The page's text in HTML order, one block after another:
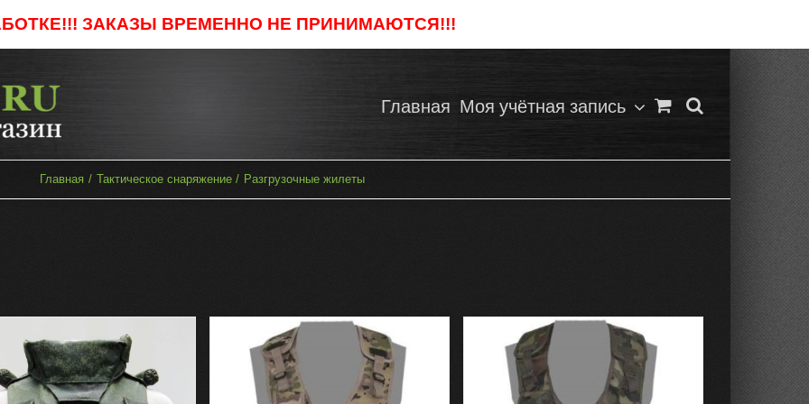
ЗАКАЗЫ ВРЕМЕННО НЕ ПРИНИМАЮТСЯ!!!
Главная Моя учётная запись
Главная Тактическое снаряжение Разгрузочные жилеты